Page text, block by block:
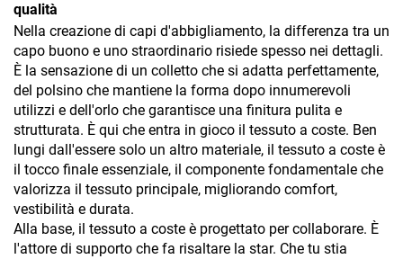
qualità
Nella creazione di capi d'abbigliamento, la differenza tra un
capo buono e uno straordinario risiede spesso nei dettagli.
È la sensazione di un colletto che si adatta perfettamente,
del polsino che mantiene la forma dopo innumerevoli
utilizzi e dell'orlo che garantisce una finitura pulita e
strutturata. È qui che entra in gioco il tessuto a coste. Ben
lungi dall'essere solo un altro materiale, il tessuto a coste è
il tocco finale essenziale, il componente fondamentale che
valorizza il tessuto principale, migliorando comfort,
vestibilità e durata.
Alla base, il tessuto a coste è progettato per collaborare. È
l'attore di supporto che fa risaltare la star. Che tu stia